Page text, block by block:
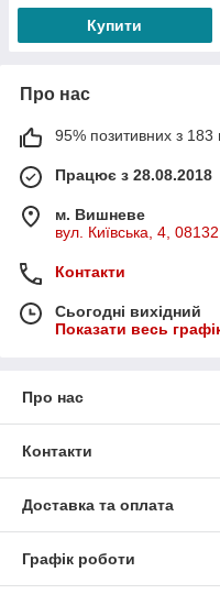
Купити
Про нас
95% позитивних з 183
Працює з 28.08.2018
м. Вишневе
вул. Київська, 4,
Контакти
Сьогодні вихідний
Показати весь
Про нас
Контакти
Доставка та оплата
Графік роботи